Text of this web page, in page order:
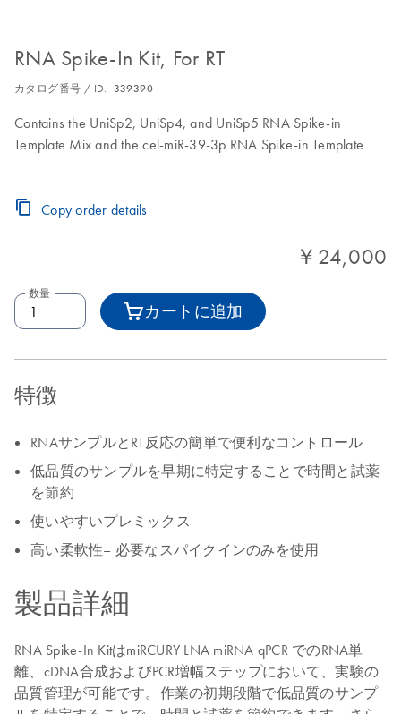
RNA Spike-In Kit, For RT
カタログ番号 / ID. 339390
Contains the UniSp2, UniSp4, and UniSp5 RNA Spike-in
Template Mix and the cel-miR-39-3p RNA Spike-in Template
Copy order details
￥24,000
数量
カートに追加
特徴
RNAサンプルとRT反応の簡単で便利なコントロール
低品質のサンプルを早期に特定することで時間と試薬
を節約
使いやすいプレミックス
高い柔軟性– 必要なスパイクインのみを使用
製品詳細
RNA Spike-In KitはmiRCURY LNA miRNA qPCR でのRNA単
離、cDNA合成およびPCR増幅ステップにおいて、実験の
品質管理が可能です。作業の初期段階で低品質のサンプ